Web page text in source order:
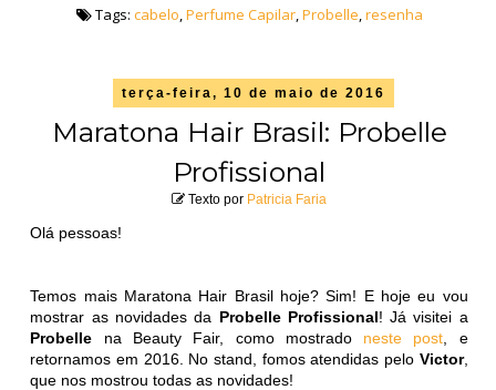
Tags: cabelo,Perfume Capilar,Probelle,resenha
terça-feira, 10 de maio de 2016
Maratona Hair Brasil: Probelle
Profissional
Texto por Patricia Faria
Olá pessoas!
Temos mais Maratona Hair Brasil hoje? Sim! E hoje eu vou
mostrar as novidades da Probelle Profissional! Já visitei a
Probelle na Beauty Fair, como mostrado neste post , e
retornamos em 2016. No stand, fomos atendidas pelo Victor,
que nos mostrou todas as novidades!